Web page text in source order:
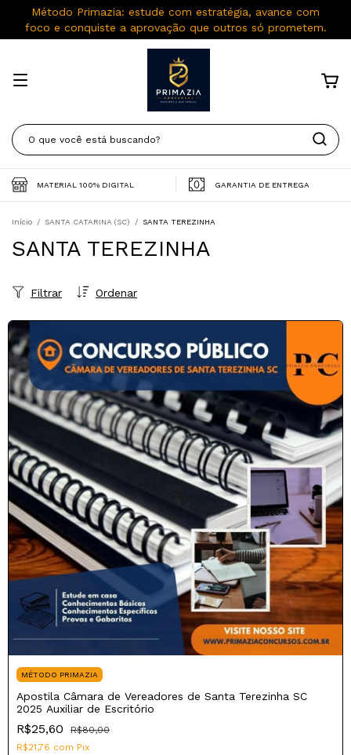
Método Primazia: estude com estratégia, avance com
foco e conquiste a aprovação que outros só prometem.
MATERIAL 100% DIGITAL GARANTIA DE ENTREGA
Início / SANTA CATARINA (SC) / SANTA TEREZINHA
SANTA TEREZINHA
Ordenar
Filtrar
MÉTODO PRIMAZIA
Apostila Câmara de Vereadores de Santa Terezinha SC
2025 Auxiliar de Escritório
R$25,60
R$80,00
R$21,76 com Pix